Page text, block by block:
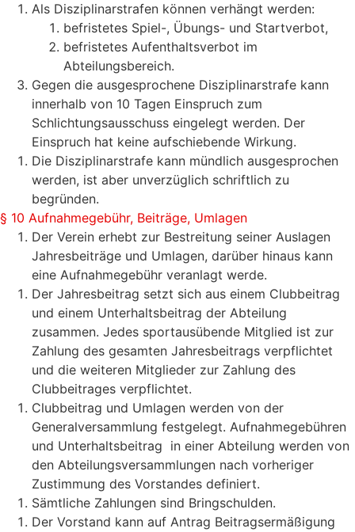
Als Disziplinarstrafen können verhängt werden:
befristetes Spiel-, Übungs- und Startverbot,
befristetes Aufenthaltsverbot im
Abteilungsbereich.
Gegen die ausgesprochene Disziplinarstrafe kann
innerhalb von 10 Tagen Einspruch zum
Schlichtungsausschuss eingelegt werden. Der
Einspruch hat keine aufschiebende Wirkung.
Die Disziplinarstrafe kann mündlich ausgesprochen
werden, ist aber unverzüglich schriftlich zu
begründen.
§ 10 Aufnahmegebühr, Beiträge, Umlagen
Der Verein erhebt zur Bestreitung seiner Auslagen
Jahresbeiträge und Umlagen, darüber hinaus kann
eine Aufnahmegebühr veranlagt werde.
Der Jahresbeitrag setzt sich aus einem Clubbeitrag
und einem Unterhaltsbeitrag der Abteilung
zusammen. Jedes sportausübende Mitglied ist zur
Zahlung des gesamten Jahresbeitrags verpflichtet
und die weiteren Mitglieder zur Zahlung des
Clubbeitrages verpflichtet.
Clubbeitrag und Umlagen werden von der
Generalversammlung festgelegt. Aufnahmegebühren
und Unterhaltsbeitrag in einer Abteilung werden von
den Abteilungsversammlungen nach vorheriger
Zustimmung des Vorstandes definiert.
Sämtliche Zahlungen sind Bringschulden.
Der Vorstand kann auf Antrag Beitragsermäßigung